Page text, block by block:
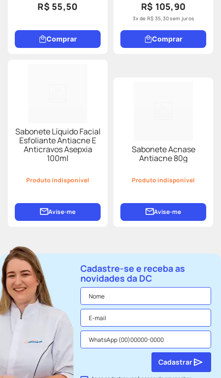
R$ 55,50
Comprar
R$ 105,90
3x de R$ 35,30sem juros
Comprar
Sabonete Líquido Facial
Esfoliante Antiacne E
Anticravos Asepxia
100ml
Produto indisponível
Avise-me
Sabonete Acnase
Antiacne 80g
Produto indisponível
Avise-me
Cadastre-se e receba as
novidades da DC
Cadastrar